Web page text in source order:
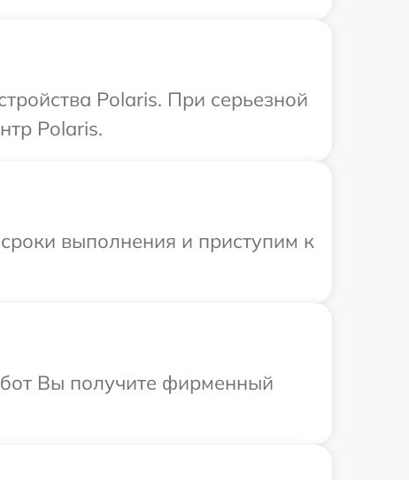
Polaris. При серьезной
Polaris.
выполнения и приступим к
Вы получите фирменный